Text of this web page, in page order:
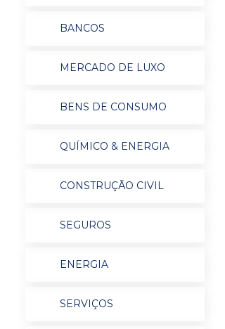
BANCOS
MERCADO DE LUXO
BENS DE CONSUMO
QUÍMICO & ENERGIA
CONSTRUÇÃO CIVIL
SEGUROS
ENERGIA
SERVIÇOS